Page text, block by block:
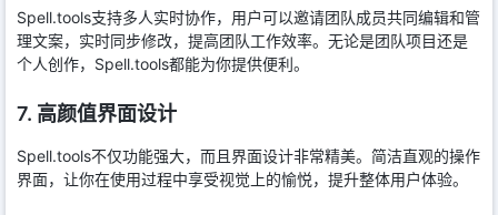
Spell.tools支持多人实时协作，用户可以邀请团队成员共同编辑和管
理文案，实时同步修改，提高团队工作效率。无论是团队项目还是
个人创作，Spell.tools都能为你提供便利。
7. 高颜值界面设计
Spell.tools不仅功能强大，而且界面设计非常精美。简洁直观的操作
界面，让你在使用过程中享受视觉上的愉悦，提升整体用户体验。